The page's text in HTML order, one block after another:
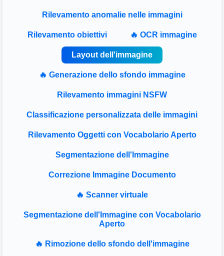
Rilevamento anomalie nelle immagini
Rilevamento obiettivi 🔥 OCR immagine
Layout dell'immagine
🔥 Generazione dello sfondo immagine
Rilevamento immagini NSFW
Classificazione personalizzata delle immagini
Rilevamento Oggetti con Vocabolario Aperto
Segmentazione dell'Immagine
Correzione Immagine Documento
🔥 Scanner virtuale
Segmentazione dell'Immagine con Vocabolario
Aperto
🔥 Rimozione dello sfondo dell'immagine